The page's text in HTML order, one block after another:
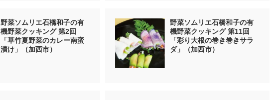
野菜ソムリエ石橋和子の有
機野菜クッキング 第2回
「草竹夏野菜のカレー南蛮
漬け」（加西市）
野菜ソムリエ石橋和子の有
機野菜クッキング 第11回
「彩り大根の巻き巻きサラ
ダ」（加西市）